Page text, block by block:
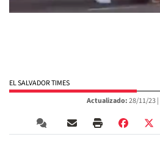
EL SALVADOR TIMES
Actualizado:28/11/23 |